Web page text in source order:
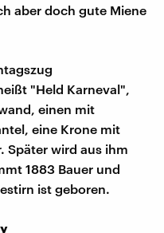
aber doch gute Miene
"Held Karneval",
einen mit
eine Krone mit
Später wird aus ihm
1883 Bauer und
ist geboren.